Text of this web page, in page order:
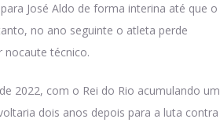
José Aldo de forma interina até que o
no ano seguinte o atleta perde
técnico.
2022, com o Rei do Rio acumulando um
dois anos depois para a luta contra